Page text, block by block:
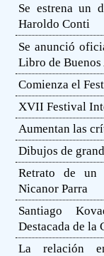
Se estrena un
Haroldo Conti
Se anunció
Libro de Buenos
Comienza el
XVII Festival
Aumentan las
Dibujos de
Retrato de un
Nicanor Parra
Santiago
Destacada de la
La relación